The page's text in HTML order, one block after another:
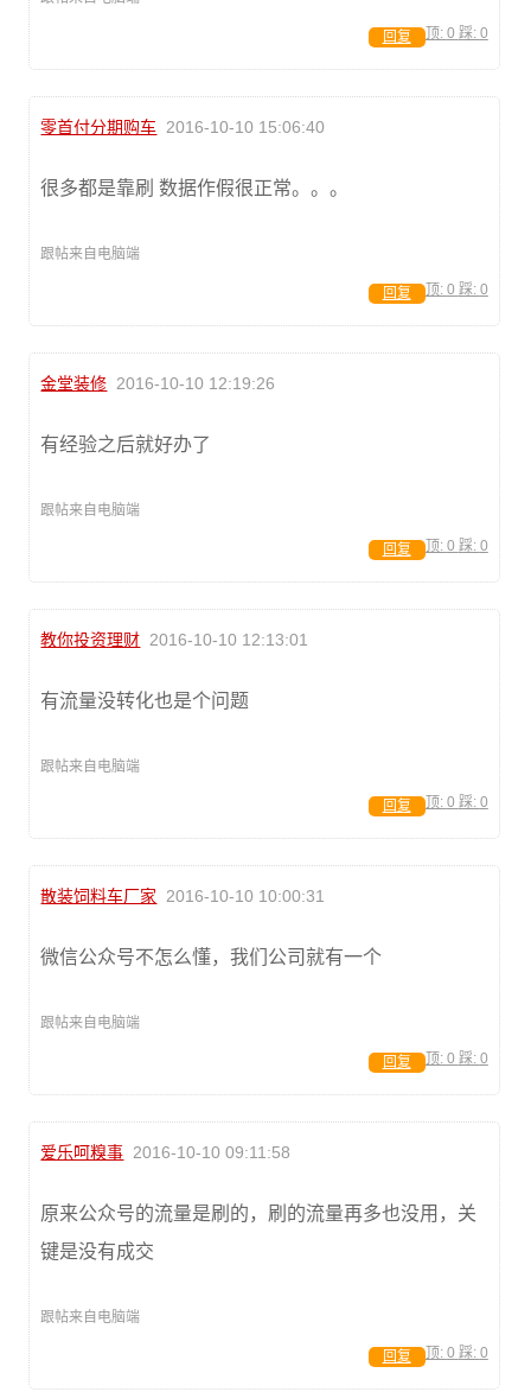
顶: 0 踩: 0
回复
零首付分期购车 2016-10-10 15:06:40
很多都是靠刷 数据作假很正常。。。
跟帖来自电脑端
顶: 0 踩: 0
回复
金堂装修 2016-10-10 12:19:26
有经验之后就好办了
跟帖来自电脑端
顶: 0 踩: 0
回复
教你投资理财 2016-10-10 12:13:01
有流量没转化也是个问题
跟帖来自电脑端
顶: 0 踩: 0
回复
散装饲料车厂家 2016-10-10 10:00:31
微信公众号不怎么懂，我们公司就有一个
跟帖来自电脑端
顶: 0 踩: 0
回复
爱乐呵糗事 2016-10-10 09:11:58
原来公众号的流量是刷的，刷的流量再多也没用，关
键是没有成交
跟帖来自电脑端
顶: 0 踩: 0
回复